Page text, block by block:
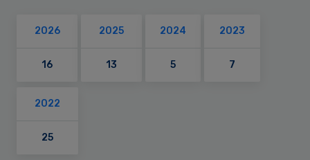
2026
16
2025
13
2024
5
2023
7
2022
25